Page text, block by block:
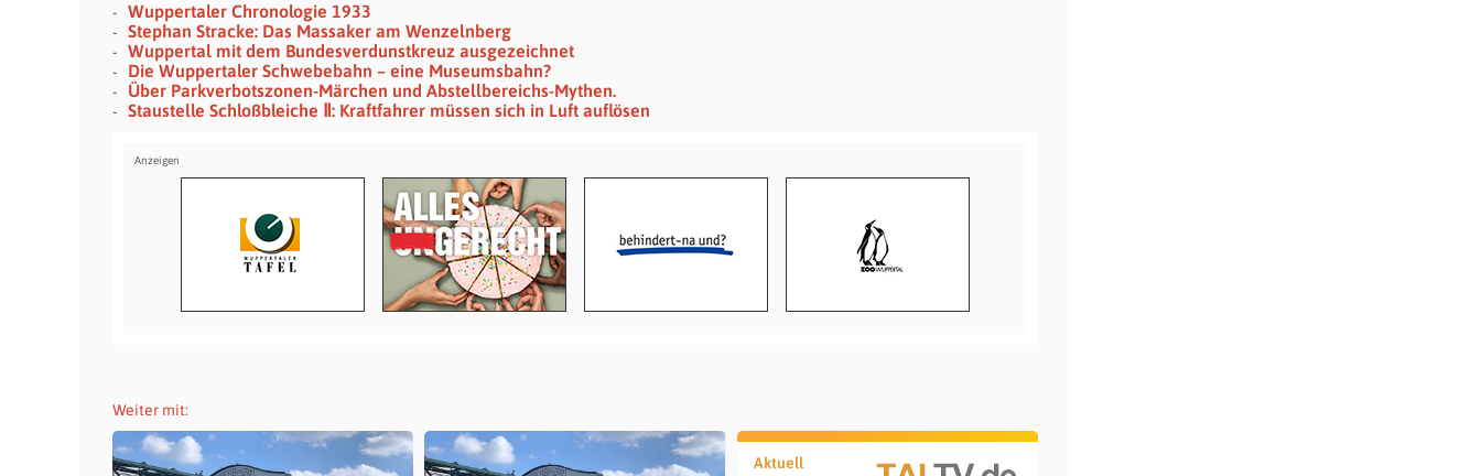
Wuppertaler Chronologie 1933
Stephan Stracke: Das Massaker am Wenzelnberg
Wuppertal mit dem Bundesverdunstkreuz ausgezeichnet
Die Wuppertaler Schwebebahn – eine Museumsbahn?
Über Parkverbotszonen-Märchen und Abstellbereichs-Mythen.
Staustelle Schloßbleiche Ⅱ: Kraftfahrer müssen sich in Luft auflösen
Weiter mit:
Aktuell